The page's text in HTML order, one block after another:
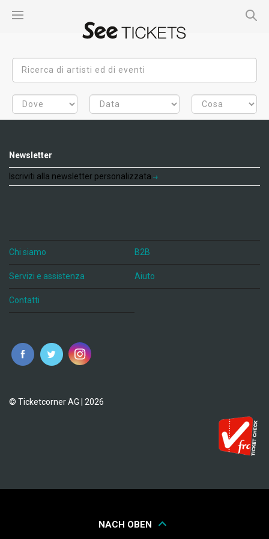
Newsletter
Iscriviti alla newsletter personalizzata
Chi siamo B2B
Servizi e assistenza Aiuto
Contatti
© Ticketcorner AG | 2026
NACH OBEN